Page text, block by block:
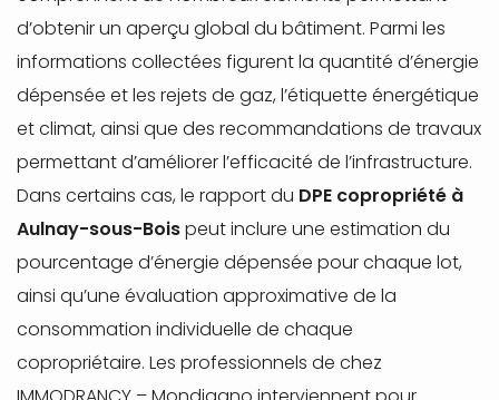
d’obtenir un aperçu global du bâtiment. Parmi les
informations collectées figurent la quantité d’énergie
dépensée et les rejets de gaz, l’étiquette énergétique
et climat, ainsi que des recommandations de travaux
permettant d’améliorer l’efficacité de l’infrastructure.
Dans certains cas, le rapport du DPE copropriété à
Aulnay-sous-Boispeut inclure une estimation du
pourcentage d’énergie dépensée pour chaque lot,
ainsi qu’une évaluation approximative de la
consommation individuelle de chaque
copropriétaire. Les professionnels de chez